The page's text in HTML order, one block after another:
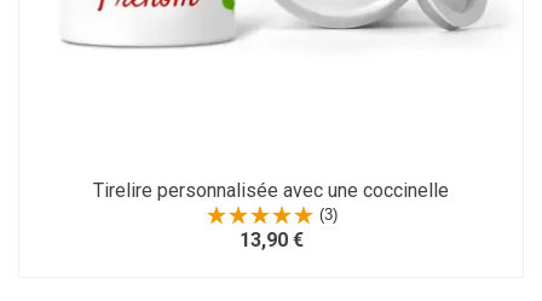
Tirelire personnalisée avec une coccinelle
(3)
13,90 €